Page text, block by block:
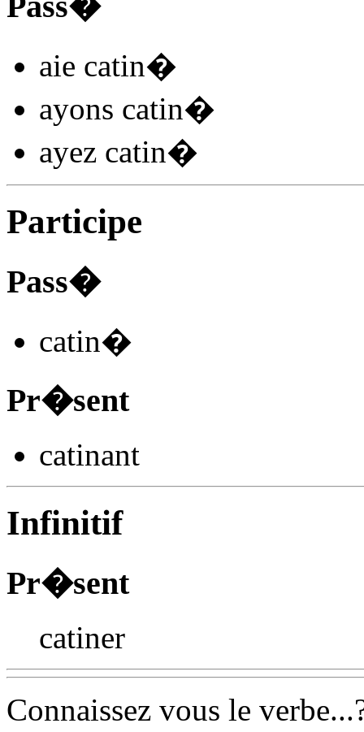
aie catin�
ayons catin�
ayez catin�
Participe
Pass�
catin�
Pr�sent
catinant
Infinitif
Pr�sent
catiner
Connaissez vous le